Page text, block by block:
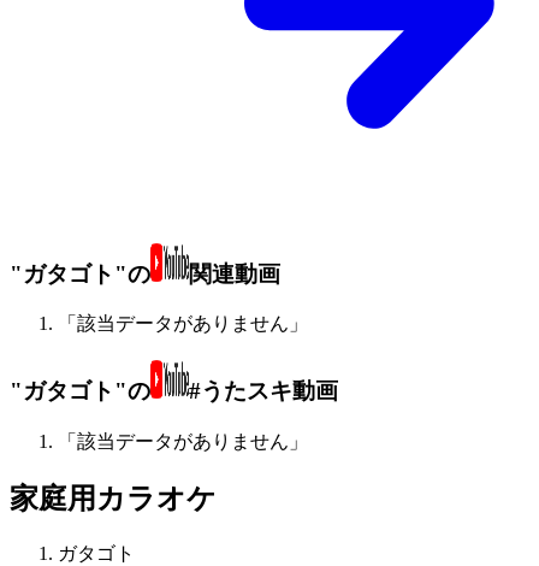
"ガタゴト"の 関連動画
「該当データがありません」
"ガタゴト"の #うたスキ動画
「該当データがありません」
家庭用カラオケ
ガタゴト